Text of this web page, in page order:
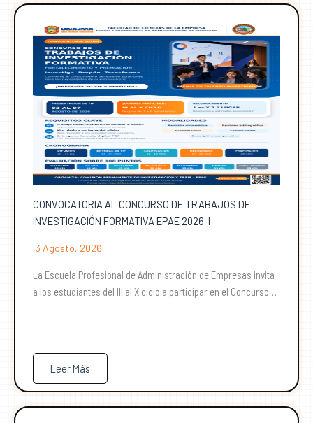
CONVOCATORIA AL CONCURSO DE TRABAJOS DE
INVESTIGACIÓN FORMATIVA EPAE 2026-I
3 Agosto, 2026
La Escuela Profesional de Administración de Empresas invita
a los estudiantes del III al X ciclo a participar en el Concurso…
Leer Más